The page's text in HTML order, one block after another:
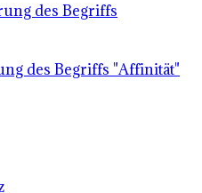
des Begriffs
des Begriffs "Affinität"